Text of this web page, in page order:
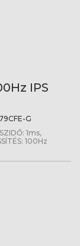
IPS
G
1ms,
100Hz